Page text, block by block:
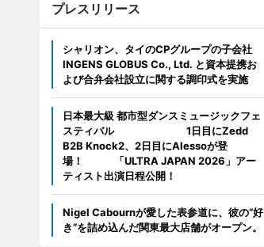
プレスリリース
シャリオン、タイのCPグループの子会社
INGENS GLOBUS Co., Ltd. と資本提携お
よび合弁会社設立に関する調印式を実施
日本最大級 都市型ダンスミュージックフェ
スティバル 1日目にZedd
B2B Knock2、2日目にAlessoが登
場！ 「ULTRA JAPAN 2026」アー
ティスト出演日程公開！
Nigel Cabournが愛した表参道に、彼の“好
き”を詰め込んだ関東最大店舗がオープン。